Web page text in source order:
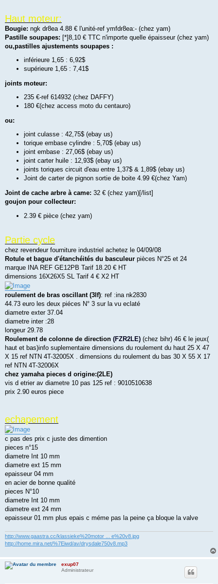
Haut moteur:
Bougie: ngk dr8ea 4.88 € l'unité-ref ymfdr8ea:- (chez yam)
Pastille soupapes: [*]8,10 € TTC n'importe quelle épaisseur (chez yam)
ou,pastilles ajustements soupapes :
inférieure 1,65 : 6,92$
supérieure 1,65 : 7,41$
joints moteur:
235 €-ref 614932 (chez DAFFY)
180 €(chez access moto du centauro)
ou:
joint culasse : 42,75$ (ebay us)
torique embase cylindre : 5,70$ (ebay us)
joint embase : 27,06$ (ebay us)
joint carter huile : 12,93$ (ebay us)
joints toriques circuit d'eau entre 1,37$ & 1,89$ (ebay us)
Joint de carter de pignon sortie de boite 4.99 €(chez Yam)
Joint de cache arbre à came: 32 € (chez yam)[/list]
goujon pour collecteur:
2.39 € pièce (chez yam)
Partie cycle
chez revendeur fourniture industriel achetez le 04/09/08
Rotule et bague d'étanchéités du basculeur pièces N°25 et 24
marque INA REF GE12PB Tarif 18.20 € HT
dimensions 16X26X5 SL Tarif 4 € X2 HT
roulement de bras oscillant (3lf): ref :ina nk2830
44.73 euro les deux piéces N° 3 sur la vu eclaté
diametre exter 37.04
diametre inter :28
longeur 29.78
Roulement de colonne de direction (FZR2LE) (chez bihr) 46 € le jeux(
haut et bas)info suplementaire dimensions du roulement du haut 25 X 47
X 15 ref NTN 4T-32005X . dimensions du roulement du bas 30 X 55 X 17
ref NTN 4T-32006X
chez yamaha pieces d origine:(2LE)
vis d etrier av diametre 10 pas 125 ref : 9010510638
prix 2.90 euros piece
echapement
c pas des prix c juste des dimention
pieces n°15
diametre Int 10 mm
diametre ext 15 mm
epaisseur 04 mm
en acier de bonne qualité
pieces N°10
diametre Int 10 mm
diametre ext 24 mm
epaisseur 01 mm plus epais c méme pas la peine ça bloque la valve
http://www.gaastra.cc/klassieke%20motor ... e%20v8.jpg
http://home.mira.net/%7Eiwd/av/drysdale750v8.mp3
exup07
Administrateur